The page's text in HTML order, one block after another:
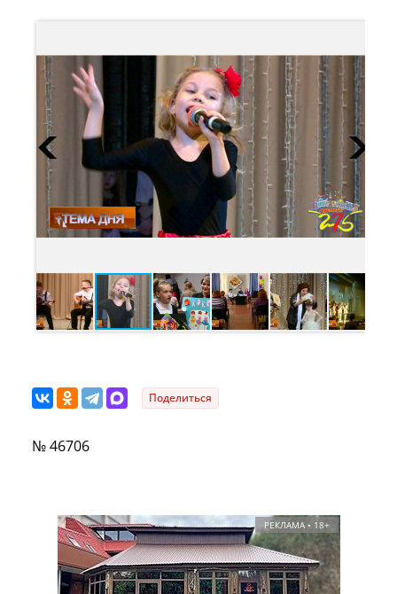
Поделиться
№ 46706
РЕКЛАМА • 18+